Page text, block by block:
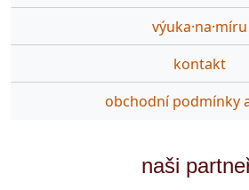
výuka·na·míru
kontakt
obchodní podmínky
naši